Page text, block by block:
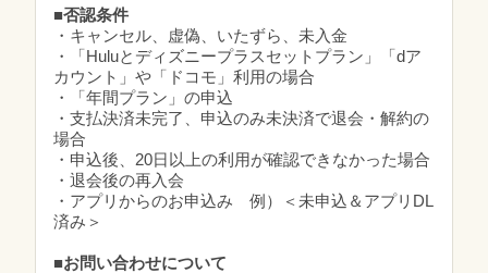
■否認条件
・キャンセル、虚偽、いたずら、未入金
・「Huluとディズニープラスセットプラン」「dア
カウント」や「ドコモ」利用の場合
・「年間プラン」の申込
・支払決済未完了、申込のみ未決済で退会・解約の
場合
・申込後、20日以上の利用が確認できなかった場合
・退会後の再入会
・アプリからのお申込み 例）＜未申込＆アプリDL
済み＞
■お問い合わせについて